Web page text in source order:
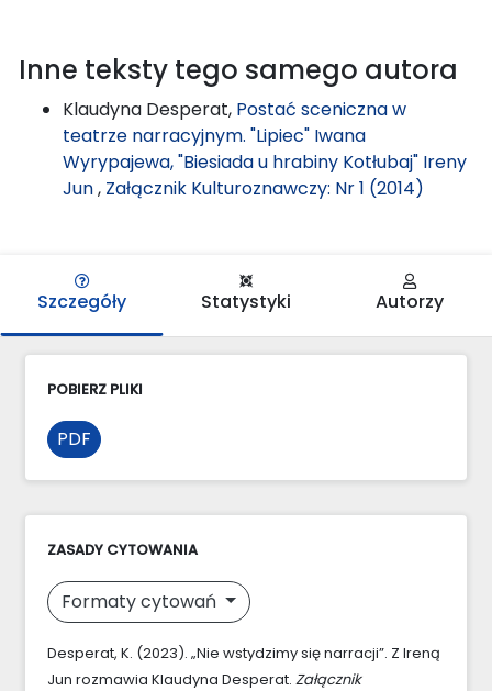
Inne teksty tego samego autora
Klaudyna Desperat, Postać sceniczna w
teatrze narracyjnym. "Lipiec" Iwana
Wyrypajewa, "Biesiada u hrabiny Kotłubaj" Ireny
Jun, Załącznik Kulturoznawczy: Nr 1 (2014)
Szczegóły Statystyki Autorzy
POBIERZ PLIKI
PDF
ZASADY CYTOWANIA
Formaty cytowań
Desperat, K. (2023). „Nie wstydzimy się narracji”. Z Ireną
Jun rozmawia Klaudyna Desperat. Załącznik